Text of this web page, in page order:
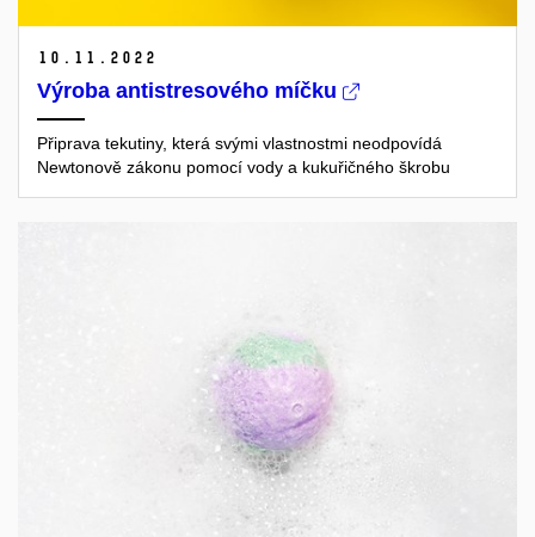
10. 11. 2022
Výroba antistresového míčku
Připrava tekutiny, která svými vlastnostmi neodpovídá
Newtonově zákonu pomocí vody a kukuřičného škrobu